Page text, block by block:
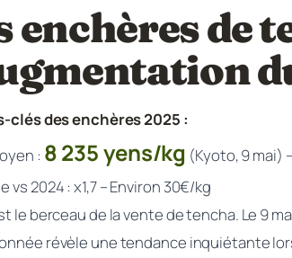
enchères de
clés des enchères 2025 :
: 8 235 yens/kg (Kyoto, 9 mai)
vs 2024 :x1,7– Environ 30€/kg
le berceau de la vente de tencha. Le 9
révèle une tendance inquiétante